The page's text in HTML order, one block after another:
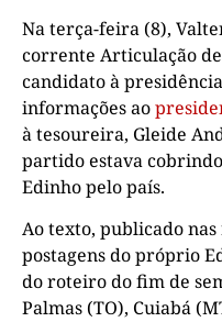
Na terça-feira (8),
corrente Articulação
candidato à
informações ao
à tesoureira, Gleide
partido estava cobrindo
Edinho pelo país.
Ao texto, publicado
postagens do próprio
do roteiro do fim de
Palmas (TO), Cuiabá